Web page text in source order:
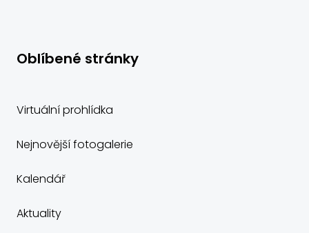
Oblíbené stránky
Virtuální prohlídka
Nejnovější fotogalerie
Kalendář
Aktuality